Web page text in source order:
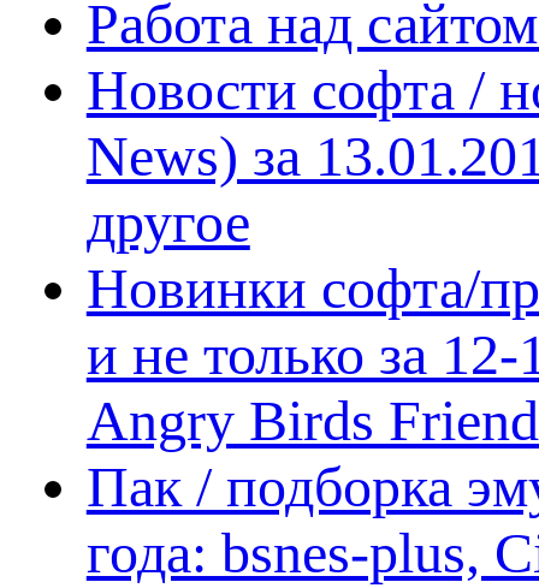
Работа над
Новости софта /
News) за
другое
Новинки софта/
и не только за
Angry Birds
Пак / подборка
года: bsnes-plus,